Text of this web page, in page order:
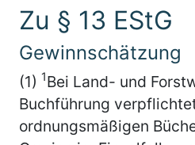
Zu § 13 EStG
Gewinnschätzung
(1) 1Bei Land- und
Buchführung
ordnungsmäßigen